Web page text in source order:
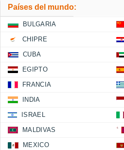
Países del mundo:
BULGARIA
CHIPRE
CUBA
EGIPTO
FRANCIA
INDIA
ISRAEL
MALDIVAS
MEXICO